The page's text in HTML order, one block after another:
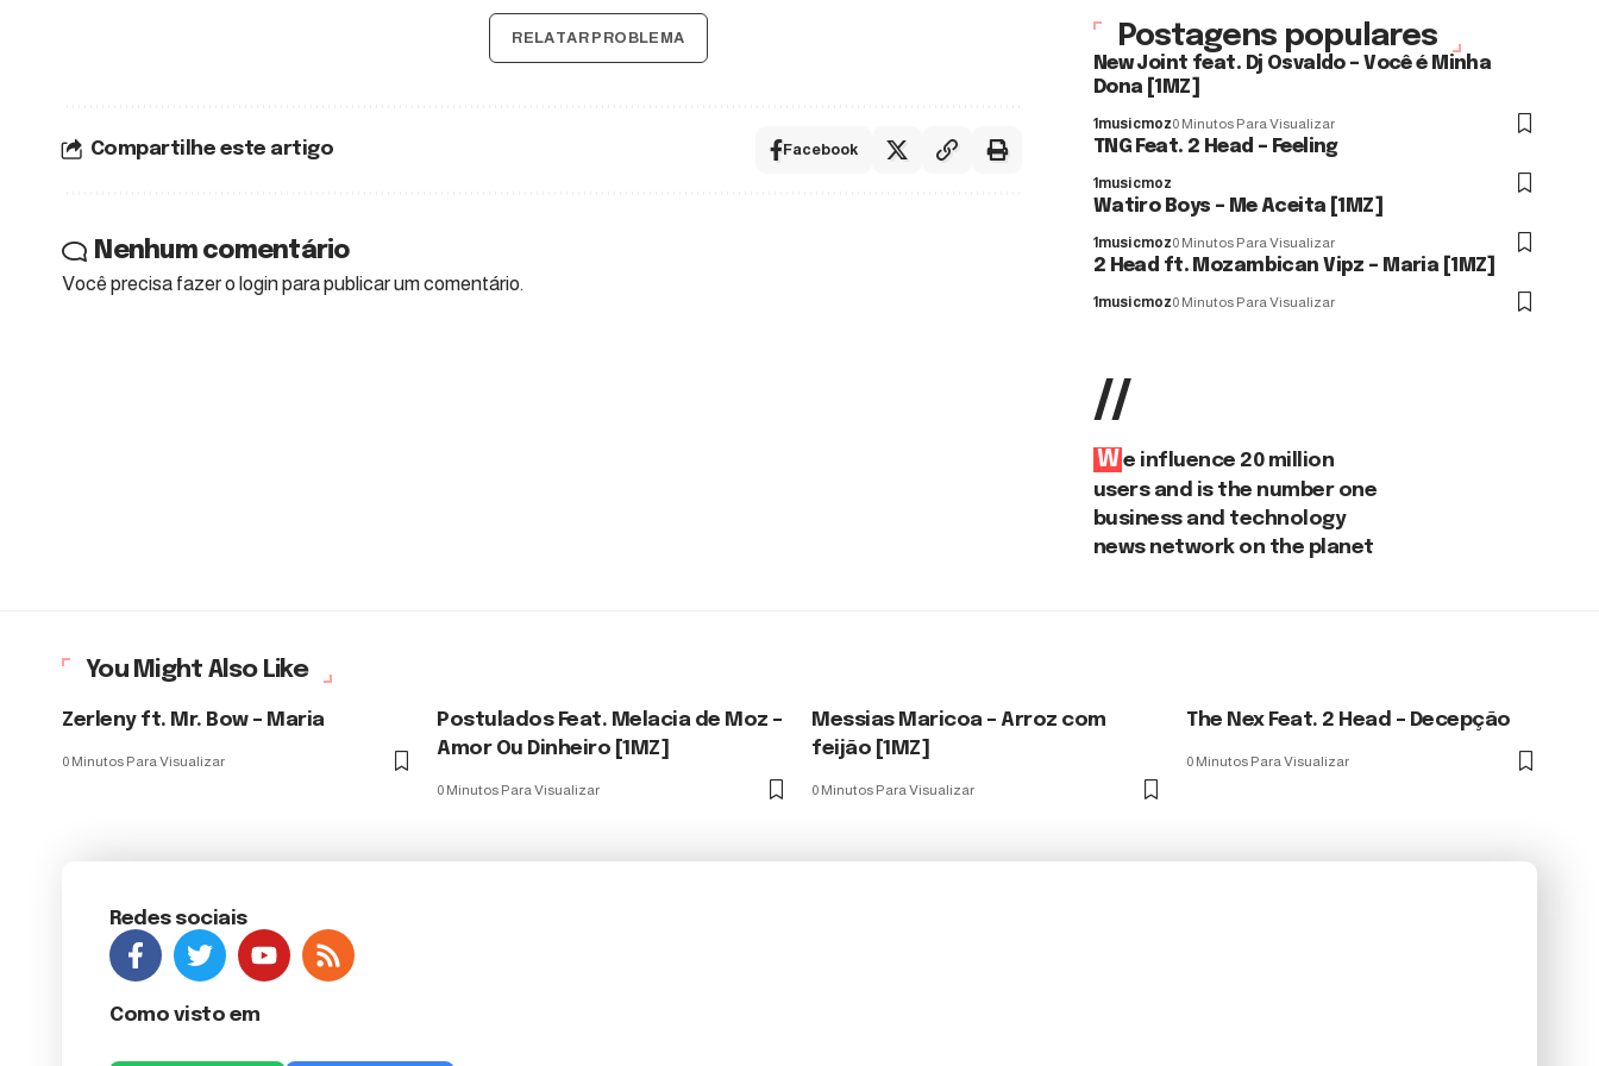
RELATAR PROBLEMA
Compartilhe este artigo Facebook
Nenhum comentário
Você precisa fazer o loginpara publicar um comentário.
Postagens populares
New Joint feat. Dj Osvaldo – Você é Minha
Dona [1MZ]
1musicmoz0 Minutos Para Visualizar
TNG Feat. 2 Head – Feeling
1musicmoz
Watiro Boys – Me Aceita [1MZ]
1musicmoz0 Minutos Para Visualizar
2 Head ft. Mozambican Vipz – Maria [1MZ]
1musicmoz0 Minutos Para Visualizar
//
W e influence 20 million
users and is the number one
business and technology
news network on the planet
You Might Also Like
Zerleny ft. Mr. Bow – Maria
0 Minutos Para Visualizar
Postulados Feat. Melacia de Moz –
Amor Ou Dinheiro [1MZ]
0 Minutos Para Visualizar
Messias Maricoa – Arroz com
feijão [1MZ]
0 Minutos Para Visualizar
The Nex Feat. 2 Head – Decepção
0 Minutos Para Visualizar
Redes sociais
Como visto em